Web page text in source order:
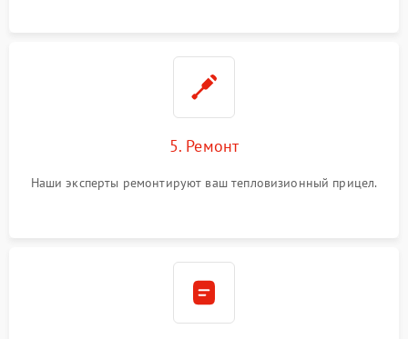
5. Ремонт
Наши эксперты ремонтируют ваш тепловизионный прицел.